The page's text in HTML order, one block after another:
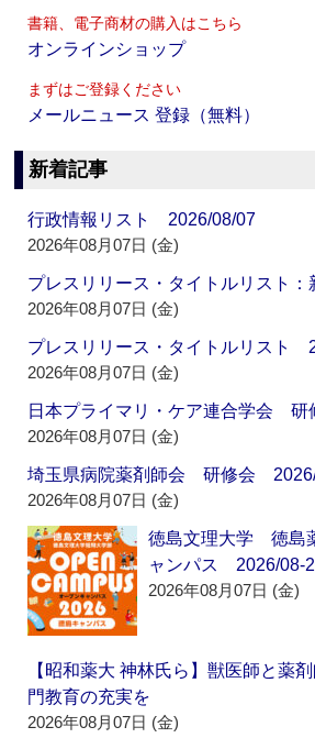
書籍、電子商材の購入はこちら
オンラインショップ
まずはご登録ください
メールニュース 登録（無料）
新着記事
行政情報リスト 2026/08/07
2026年08月07日 (金)
プレスリリース・タイトルリスト
2026年08月07日 (金)
プレスリリース・タイトルリスト
2026年08月07日 (金)
日本プライマリ・ケア連合学会
2026年08月07日 (金)
埼玉県病院薬剤師会 研修会
2026年08月07日 (金)
徳島文理大学 徳島
ャンパス 2026/08-
2026年08月07日 (金)
【昭和薬大 神林氏ら】獣医師と薬
門教育の充実を
2026年08月07日 (金)